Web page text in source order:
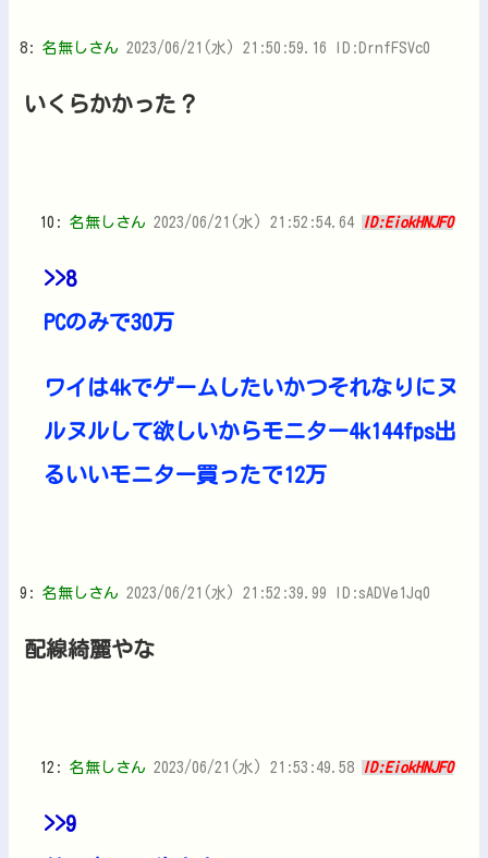
8: 名無しさん 2023/06/21(水) 21:50:59.16 ID:DrnfFSVc0
いくらかかった？
10: 名無しさん 2023/06/21(水) 21:52:54.64 ID:EiokHNJF0
>>8
PCのみで30万
ワイは4kでゲームしたいかつそれなりにヌ
ルヌルして欲しいからモニター4k144fps出
るいいモニター買ったで12万
9: 名無しさん 2023/06/21(水) 21:52:39.99 ID:sADVe1Jq0
配線綺麗やな
12: 名無しさん 2023/06/21(水) 21:53:49.58 ID:EiokHNJF0
>>9